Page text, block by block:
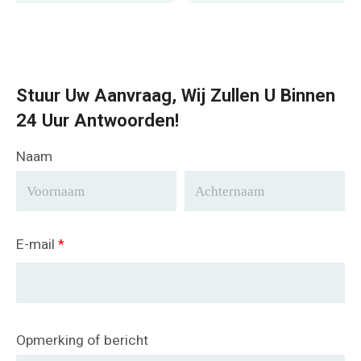
Stuur Uw Aanvraag, Wij Zullen U Binnen
24 Uur Antwoorden!
Naam
E-mail *
Opmerking of bericht